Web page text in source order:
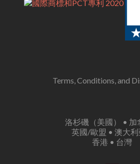
Terms, Conditions, and
洛杉磯（美國） • 加
英國/歐盟 • 澳大利
香港 • 台灣